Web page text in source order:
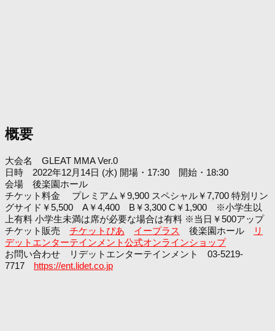
概要
大会名 GLEAT MMA Ver.0
日時 2022年12月14日 (水) 開場・17:30 開始・18:30
会場 後楽園ホール
チケット料金 プレミアム￥9,900 スペシャル￥7,700 特別リン
グサイド￥5,500 A￥4,400 B￥3,300 C￥1,900 ※小学生以
上有料 小学生未満は席が必要な場合は有料 ※当日￥500アップ
チケット販売 チケットぴあ イープラス 後楽園ホール
リ
デットエンターテインメント公式オンラインショップ
お問い合わせ リデットエンターテインメント 03-5219-
7717 https://ent.lidet.co.jp